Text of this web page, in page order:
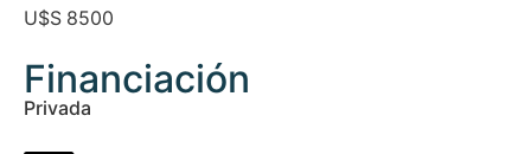
U$S 8500
Financiación
Privada